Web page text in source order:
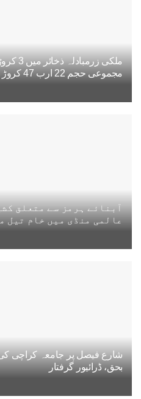
مجموعی حجم 22 ارب 47 کروڑ ڈالر تک پہنچ گیا
آبنائے ہرمز سے متعلق
عالمی منڈی میں خام تیل
شارع فیصل پر جامعہ کراچی
بحق، ڈرائیور گرفتار